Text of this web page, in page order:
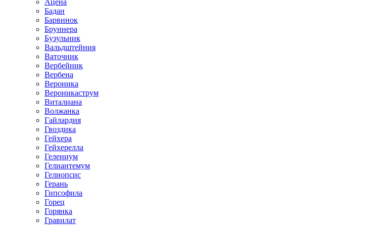
Ацена
Бадан
Барвинок
Бруннера
Бузульник
Вальдштейния
Ваточник
Вербейник
Вербена
Вероника
Вероникаструм
Виталиана
Волжанка
Гайлардия
Гвоздика
Гейхера
Гейхерелла
Гелениум
Гелиантемум
Гелиопсис
Герань
Гипсофила
Горец
Горянка
Гравилат